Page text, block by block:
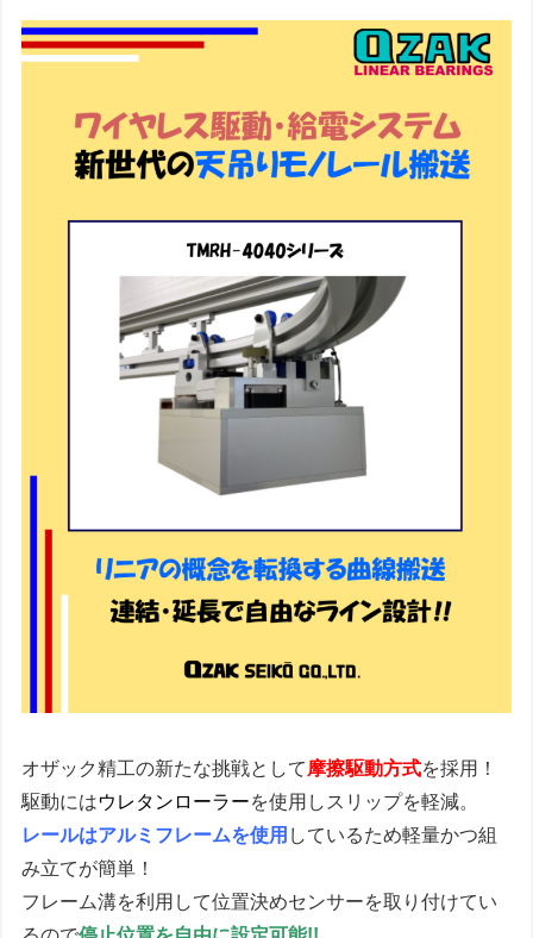
オザック精工の新たな挑戦として摩擦駆動方式を採用！
駆動にはウレタンローラーを使用しスリップを軽減。
レールはアルミフレームを使用 しているため軽量かつ組
み立てが簡単！
フレーム溝を利用して位置決めセンサーを取り付けてい